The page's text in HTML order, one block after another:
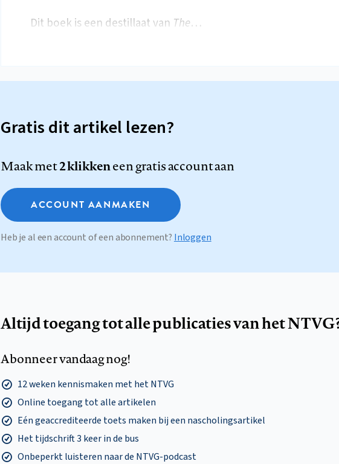
Dit boek is een destillaat van The…
Gratis dit artikel lezen?
Maak met2 klikkeneen gratis account aan
ACCOUNT AANMAKEN
Heb je al een account of een abonnement? Inloggen
Altijd toegang tot alle publicaties van het
Abonneer vandaag nog!
12 weken kennismaken met het NTVG
Online toegang tot alle artikelen
Eén geaccrediteerde toets maken bij een nascholingsartikel
Het tijdschrift 3 keer in de bus
Onbeperkt luisteren naar de NTVG-podcast